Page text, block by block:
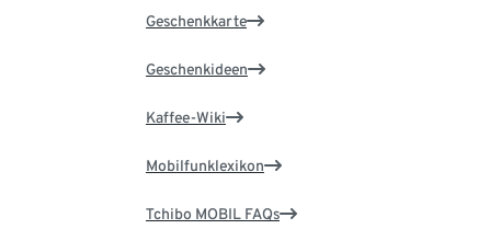
Geschenkkarte
Geschenkideen
Kaffee-Wiki
Mobilfunklexikon
Tchibo MOBIL FAQs